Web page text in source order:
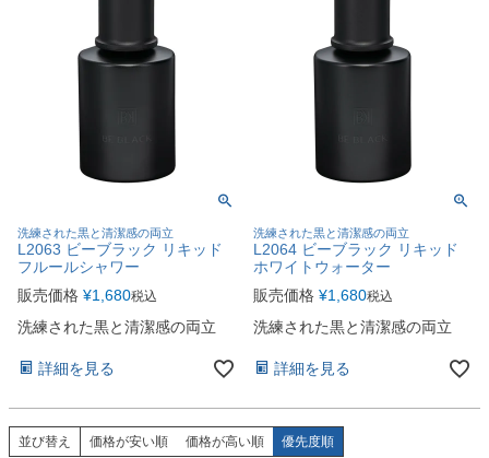
洗練された黒と清潔感の両立
L2063 ビーブラック リキッド
フルールシャワー
販売価格 ¥1,680税込
洗練された黒と清潔感の両立
詳細を見る
洗練された黒と清潔感の両立
L2064 ビーブラック リキッド
ホワイトウォーター
販売価格 ¥1,680税込
洗練された黒と清潔感の両立
詳細を見る
並び替え 価格が安い順 価格が高い順 優先度順